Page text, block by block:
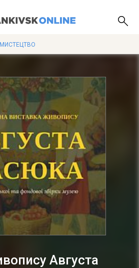
МИСТЕЦТВО
Августа